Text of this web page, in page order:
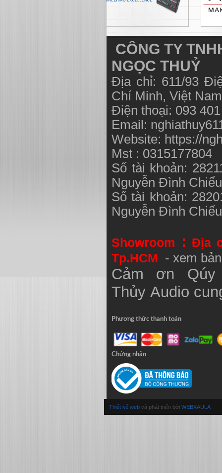
CÔNG TY
NGỌC THUỶ
Địa chỉ: 611/93
Chí Minh, Việt
Điện thoại: 093
Email:
Website: https://
Mst : 0315177804
Số tài khoản:
Nguyễn Đình
Số tài khoản:
Nguyễn Đình
Showroom : Địa
Tp.HCM - xem
Cảm ơn
Thủy Audio
Phương thức thanh toán
Chứng nhận
Thiết kế web và phát triển bởi WEBXAULA